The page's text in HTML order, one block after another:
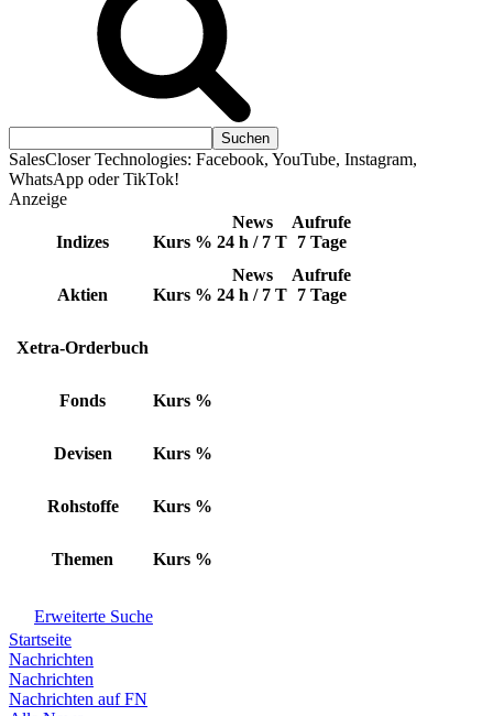
SalesCloser Technologies: Facebook, YouTube, Instagram,
WhatsApp oder TikTok!
Anzeige
Indizes Kurs %
News
24 h / 7 T
Aufrufe
7 Tage
Aktien Kurs %
News
24 h / 7 T
Aufrufe
7 Tage
Xetra-Orderbuch
Fonds Kurs %
Devisen Kurs %
Rohstoffe Kurs %
Themen Kurs %
Erweiterte Suche
Startseite
Nachrichten
Nachrichten
Nachrichten auf FN